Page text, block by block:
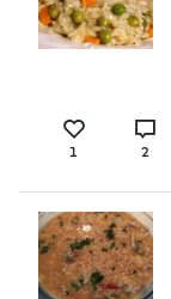
1 2